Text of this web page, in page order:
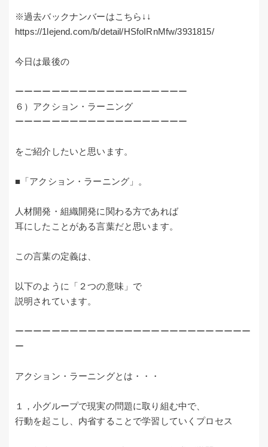
※過去バックナンバーはこちら↓↓
https://1lejend.com/b/detail/HSfoIRnMfw/3931815/
今日は最後の
ーーーーーーーーーーーーーーーーーーー
６）アクション・ラーニング
ーーーーーーーーーーーーーーーーーーー
をご紹介したいと思います。
■「アクション・ラーニング」。
人材開発・組織開発に関わる方であれば
耳にしたことがある言葉だと思います。
この言葉の定義は、
以下のように「２つの意味」で
説明されています。
ーーーーーーーーーーーーーーーーーーーーーーーーーー
ー
アクション・ラーニングとは・・・
１，小グループで現実の問題に取り組む中で、
行動を起こし、内省することで学習していくプロセス